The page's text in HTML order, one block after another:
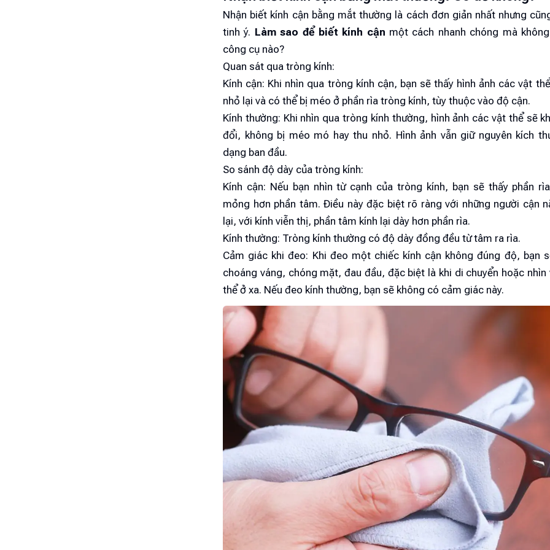
Nhận biết kính cận bằng mắt thường là cách đơn giản nhất nhưng
tinh ý. Làm sao để biết kính cận một cách nhanh chóng mà
công cụ nào?
Quan sát qua tròng kính:
Kính cận: Khi nhìn qua tròng kính cận, bạn sẽ thấy hình ảnh các vật
nhỏ lại và có thể bị méo ở phần rìa tròng kính, tùy thuộc vào độ cận.
Kính thường: Khi nhìn qua tròng kính thường, hình ảnh các vật thể sẽ
đổi, không bị méo mó hay thu nhỏ. Hình ảnh vẫn giữ nguyên kích
dạng ban đầu.
So sánh độ dày của tròng kính:
Kính cận: Nếu bạn nhìn từ cạnh của tròng kính, bạn sẽ thấy phần
mỏng hơn phần tâm. Điều này đặc biệt rõ ràng với những người cận
lại, với kính viễn thị, phần tâm kính lại dày hơn phần rìa.
Kính thường: Tròng kính thường có độ dày đồng đều từ tâm ra rìa.
Cảm giác khi đeo: Khi đeo một chiếc kính cận không đúng độ, bạn
choáng váng, chóng mặt, đau đầu, đặc biệt là khi di chuyển hoặc nhìn
thể ở xa. Nếu đeo kính thường, bạn sẽ không có cảm giác này.